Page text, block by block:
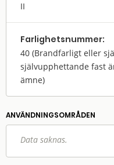
II
Farlighets­nummer:
40 (Brandfarligt eller
självupphettande fast
ämne)
ANVÄNDNINGS­OMRÅDEN
Data saknas.